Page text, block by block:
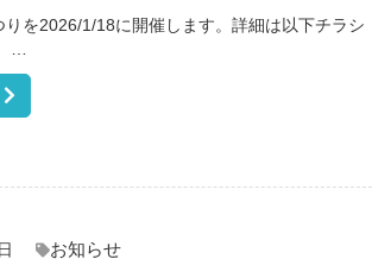
りを2026/1/18に開催します。詳細は以下チラシ
…
お知らせ